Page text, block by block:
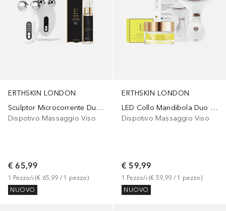
ERTHSKIN LONDON
Sculptor Microcorrente Duo Siero Oro 24K
Dispotivo Massaggio Viso
€ 65,99
1 Pezzo/i (€ 65,99 / 1 pezzo)
NUOVO
ERTHSKIN LONDON
LED Collo Mandibola Duo Veleno dApi
Dispotivo Massaggio Viso
€ 59,99
1 Pezzo/i (€ 59,99 / 1 pezzo)
NUOVO